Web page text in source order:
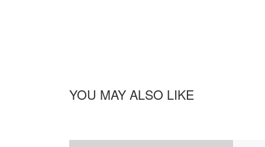
YOU MAY ALSO LIKE